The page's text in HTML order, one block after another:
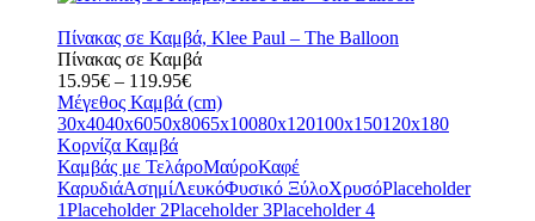
Πίνακας σε Καμβά, Klee Paul – The Balloon
Πίνακας σε Καμβά
15.95€ – 119.95€Price
range:
15.95€
119.95€
Μέγεθος Καμβά (cm)
30x4040x6050x8065x10080x120100x150120x180
Κορνίζα Καμβά
Καμβάς με ΤελάροΜαύροΚαφέ
ΚαρυδιάΑσημίΛευκόΦυσικό ΞύλοΧρυσόPlaceholder
1Placeholder 2Placeholder 3Placeholder 4